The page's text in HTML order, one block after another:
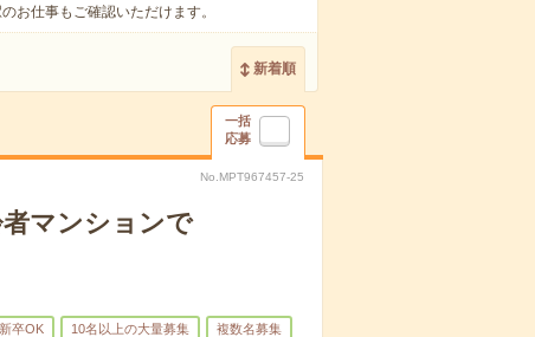
お仕事もご確認いただけます。
新着順
一括
応募
No.MPT967457-25
マンションで
卒OK 10名以上の大量募集 複数名募集